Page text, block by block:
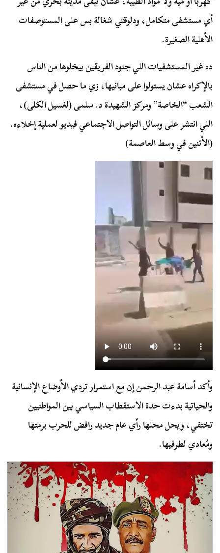
أي مستشفى متكامل، ودلوقتي شغالة بس على المستوصفات
الأهلية الصغيرة.
ده غير المستشفيات اللي جنود الفريقين بيخلوها من الناس
بالإكراه عشان يستولوا على مبانيها، زي ما حصل في مستشفى
الشعب “الخاصة” ومركز الشهيدة د. سلمى (لغسيل الكلى)،
اللي انتشر على وسائل التواصل الاجتماعي فيديو لعملية إخلاءه.
(الأتنين في وسط العاصمة)
وأكد أسامة عبد الرحمن إن مع استمرار تردي الأوضاع الإنسانية
والحياتية بدءت حدة الاستقطاب السياسي بين المواطنيين
تختفي، ويحل محلها رأي عام جديد رافض للحرب برمتها
ومُعادي لطرفيها.